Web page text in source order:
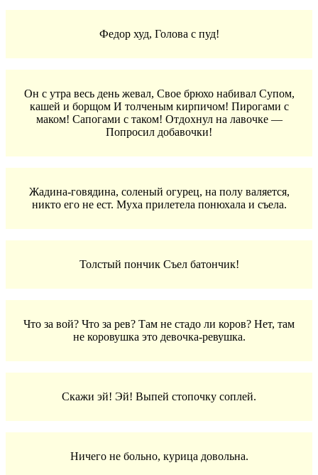
Федор худ, Голова с пуд!
Он с утра весь день жевал, Свое брюхо набивал Супом,
кашей и борщом И толченым кирпичом! Пирогами с
маком! Сапогами с таком! Отдохнул на лавочке —
Попросил добавочки!
Жадина-говядина, соленый огурец, на полу валяется,
никто его не ест. Муха прилетела понюхала и съела.
Толстый пончик Съел батончик!
Что за вой? Что за рев? Там не стадо ли коров? Нет, там
не коровушка это девочка-ревушка.
Скажи эй! Эй! Выпей стопочку соплей.
Ничего не больно, курица довольна.